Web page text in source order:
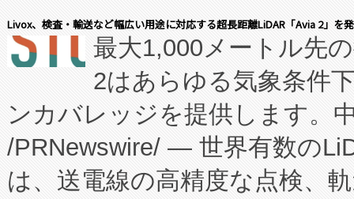
す。FCCM‑を活用した現地生
患者にとっての費用負担を大
のアクセスを大幅に拡大する
Fully-Connected Continuous
プログラムには、施設設計・
に関する技術移転および知的
会社エーアイ・アンド：本社
President原信平）と、エンタ
ードするVoltaiqは、日本にあ
ーエネルギー貯蔵システム（
た。 Voltaiq独自のAI搭載プラ
定、統合、導入、運用に至る
Livox、検査・輸送など幅広い用途に対応する超長距離LiDAR「Avia 2」を
最大1,000メートル先
2はあらゆる気象条件
ンカバレッジを提供します。
/PRNewswire/ — 世界有数の
は、送電線の高精度な点検、